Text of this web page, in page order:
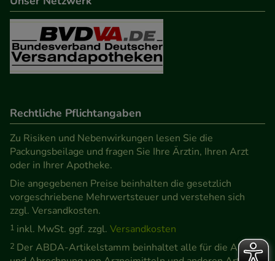
Rechtliche Pflichtangaben
Zu Risiken und Nebenwirkungen lesen Sie die
Packungsbeilage und fragen Sie Ihre Ärztin, Ihren Arzt
oder in Ihrer Apotheke.
Die angegebenen Preise beinhalten die gesetzlich
vorgeschriebene Mehrwertsteuer und verstehen sich
zzgl. Versandkosten.
1 inkl. MwSt. ggf. zzgl. Versandkosten
2 Der ABDA-Artikelstamm beinhaltet alle für die Abgabe